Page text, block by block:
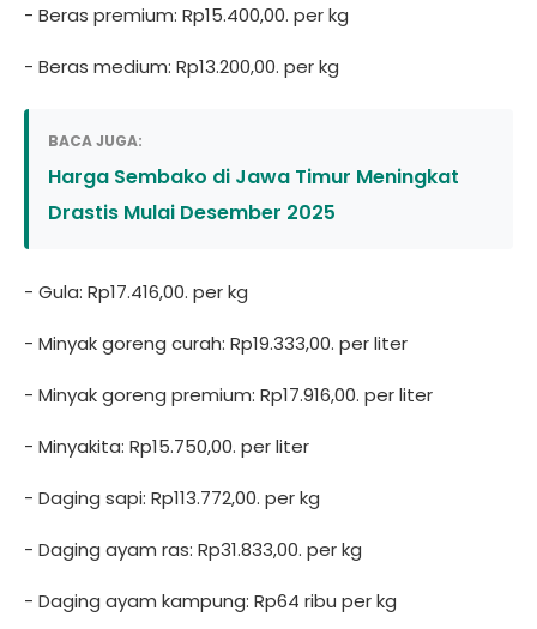
- Beras premium: Rp15.400,00. per kg
- Beras medium: Rp13.200,00. per kg
BACA JUGA:
Harga Sembako di Jawa Timur Meningkat
Drastis Mulai Desember 2025
- Gula: Rp17.416,00. per kg
- Minyak goreng curah: Rp19.333,00. per liter
- Minyak goreng premium: Rp17.916,00. per liter
- Minyakita: Rp15.750,00. per liter
- Daging sapi: Rp113.772,00. per kg
- Daging ayam ras: Rp31.833,00. per kg
- Daging ayam kampung: Rp64 ribu per kg